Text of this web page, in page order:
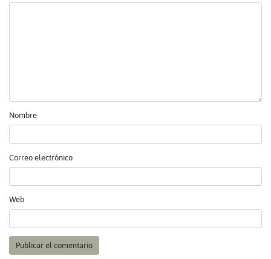
Nombre
Correo electrónico
Web